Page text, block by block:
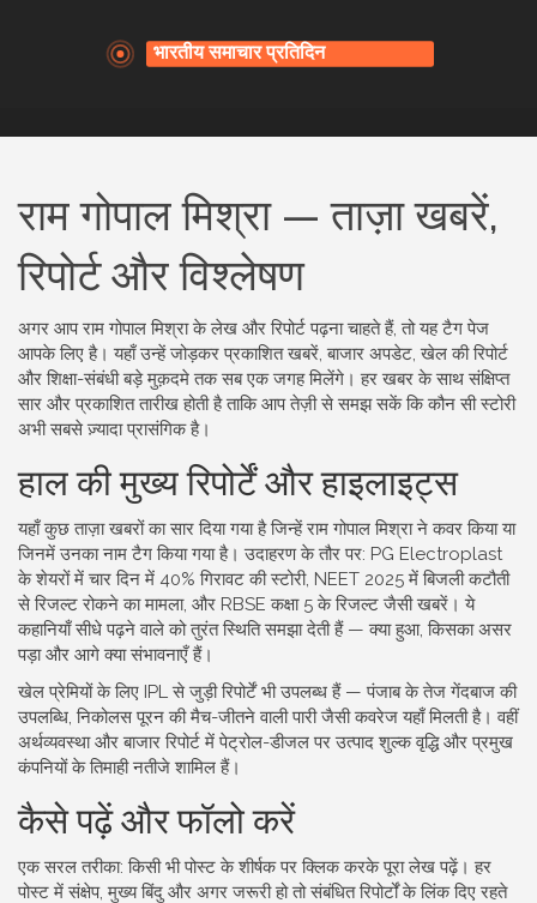
राम गोपाल मिश्रा — ताज़ा खबरें,
रिपोर्ट और विश्लेषण
अगर आप राम गोपाल मिश्रा के लेख और रिपोर्ट पढ़ना चाहते हैं, तो यह टैग पेज
आपके लिए है। यहाँ उन्हें जोड़कर प्रकाशित खबरें, बाजार अपडेट, खेल की रिपोर्ट
और शिक्षा-संबंधी बड़े मुक़दमे तक सब एक जगह मिलेंगे। हर खबर के साथ संक्षिप्त
सार और प्रकाशित तारीख होती है ताकि आप तेज़ी से समझ सकें कि कौन सी स्टोरी
अभी सबसे ज़्यादा प्रासंगिक है।
हाल की मुख्य रिपोर्टें और हाइलाइट्स
यहाँ कुछ ताज़ा खबरों का सार दिया गया है जिन्हें राम गोपाल मिश्रा ने कवर किया या
जिनमें उनका नाम टैग किया गया है। उदाहरण के तौर पर: PG Electroplast
के शेयरों में चार दिन में 40% गिरावट की स्टोरी, NEET 2025 में बिजली कटौती
से रिजल्ट रोकने का मामला, और RBSE कक्षा 5 के रिजल्ट जैसी खबरें। ये
कहानियाँ सीधे पढ़ने वाले को तुरंत स्थिति समझा देती हैं — क्या हुआ, किसका असर
पड़ा और आगे क्या संभावनाएँ हैं।
खेल प्रेमियों के लिए IPL से जुड़ी रिपोर्टें भी उपलब्ध हैं — पंजाब के तेज गेंदबाज की
उपलब्धि, निकोलस पूरन की मैच-जीतने वाली पारी जैसी कवरेज यहाँ मिलती है। वहीं
अर्थव्यवस्था और बाजार रिपोर्ट में पेट्रोल-डीजल पर उत्पाद शुल्क वृद्धि और प्रमुख
कंपनियों के तिमाही नतीजे शामिल हैं।
कैसे पढ़ें और फॉलो करें
एक सरल तरीका: किसी भी पोस्ट के शीर्षक पर क्लिक करके पूरा लेख पढ़ें। हर
पोस्ट में संक्षेप, मुख्य बिंदु और अगर जरूरी हो तो संबंधित रिपोर्टों के लिंक दिए रहते